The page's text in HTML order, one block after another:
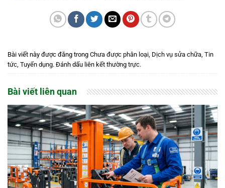
Bài viết này được đăng trong Chưa được phân loại Dịch vụ sửa chữa Tin
tức Tuyển dụng. Đánh dấu liên kết thường trực.
Bài viết liên quan